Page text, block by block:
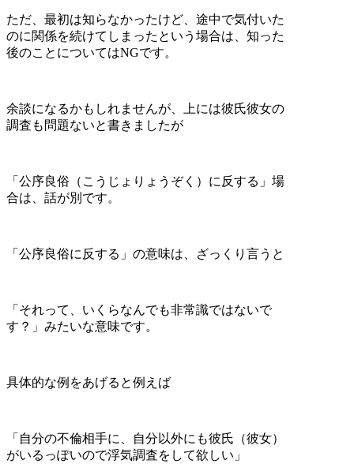
ただ、最初は知らなかったけど、途中で気付いた
のに関係を続けてしまったという場合は、知った
後のことについてはNGです。
余談になるかもしれませんが、上には彼氏彼女の
調査も問題ないと書きましたが
「公序良俗（こうじょりょうぞく）に反する」場
合は、話が別です。
「公序良俗に反する」の意味は、ざっくり言うと
「それって、いくらなんでも非常識ではないで
す？」みたいな意味です。
具体的な例をあげると例えば
「自分の不倫相手に、自分以外にも彼氏（彼女）
がいるっぽいので浮気調査をして欲しい」